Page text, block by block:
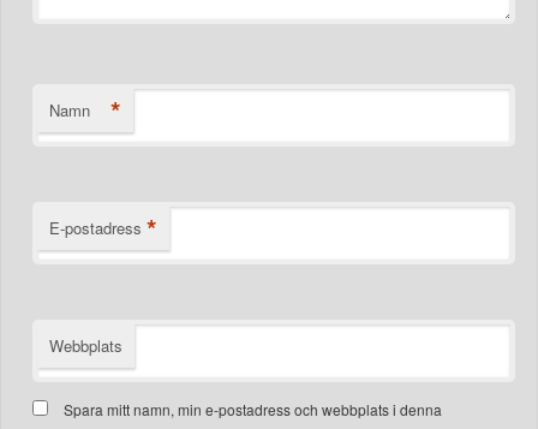
Namn *
E-postadress *
Webbplats
Spara mitt namn, min e-postadress och webbplats i denna